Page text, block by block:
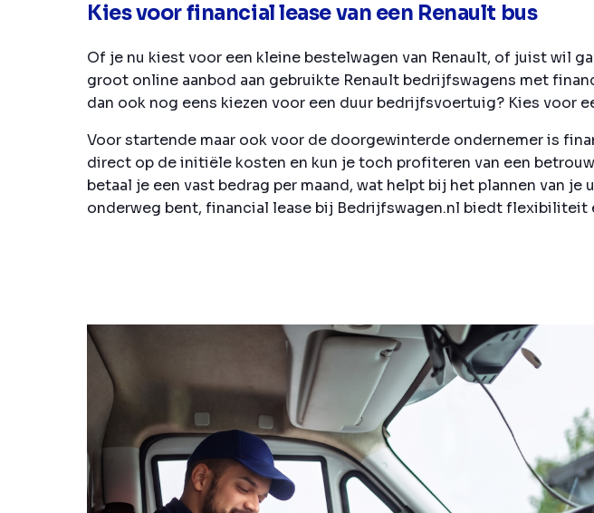
Kies voor financial lease van een Renault bus
Of je nu kiest voor een kleine bestelwagen van Renault, of juist wil
groot online aanbod aan gebruikte Renault bedrijfswagens met
dan ook nog eens kiezen voor een duur bedrijfsvoertuig? Kies voor
Voor startende maar ook voor de doorgewinterde ondernemer is
direct op de initiële kosten en kun je toch profiteren van een
betaal je een vast bedrag per maand, wat helpt bij het plannen van
onderweg bent, financial lease bij Bedrijfswagen.nl biedt flexibiliteit